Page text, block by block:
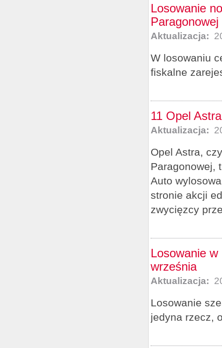
Losowanie
Paragonowej
Aktualizacja:
W losowaniu
fiskalne
11 Opel
Aktualizacja:
Opel Astra,
Paragonowej,
Auto
stronie akcji
zwycięzcy
Losowanie
września
Aktualizacja:
Losowanie
jedyna rzecz,